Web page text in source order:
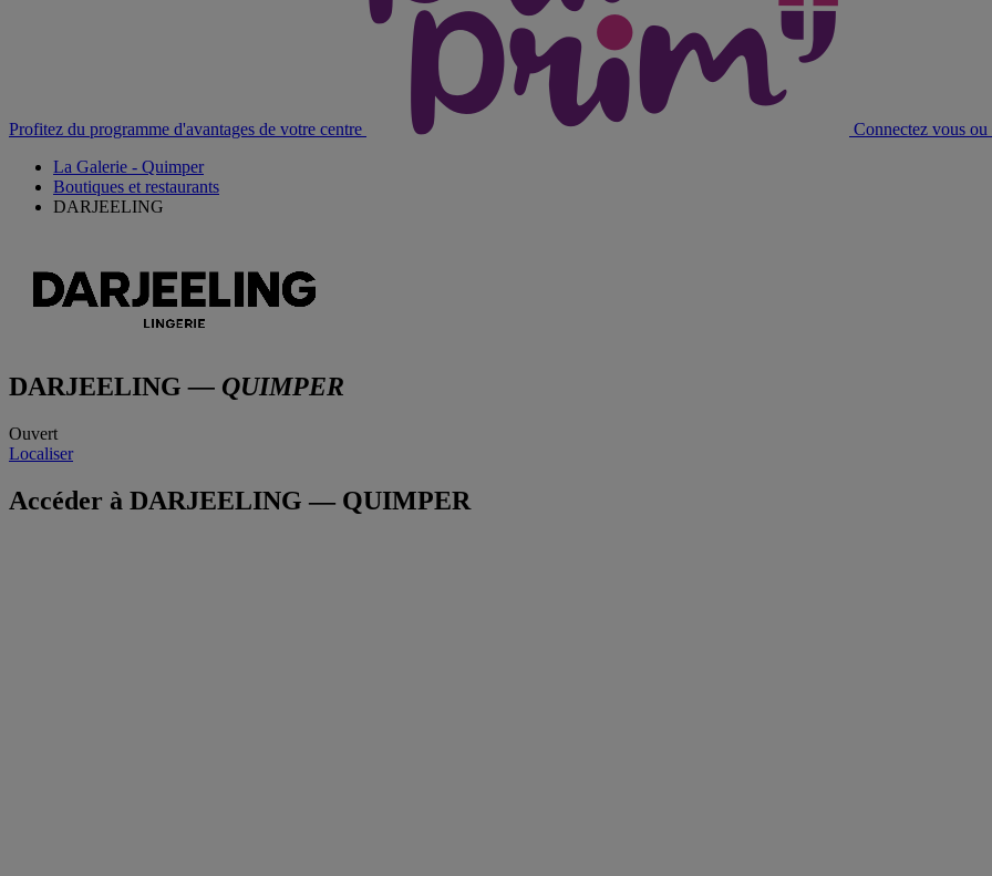
Profitez du programme d'avantages de votre centre
Connectez vous
La Galerie - Quimper
Boutiques et restaurants
DARJEELING
DARJEELING— QUIMPER
Ouvert
Localiser
Accéder à DARJEELING — QUIMPER